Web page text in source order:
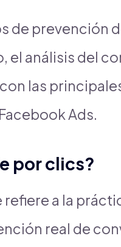
de prevención
el análisis del
las
Ads.
por clics?
refiere a la
real de